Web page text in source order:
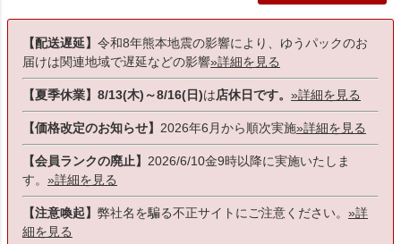
【配送遅延】 令和8年熊本地震の影響により、ゆうパックのお
届けは関連地域で遅延などの影響»詳細を見る
【夏季休業】8/13(木)～8/16(日)は店休日です。 »詳細を見る
【価格改定のお知らせ】 2026年6月から順次実施»詳細を見る
【会員ランクの廃止】 2026/6/10金9時以降に実施いたしま
す。 »詳細を見る
【注意喚起】 弊社名を騙る不正サイトにご注意ください。 »詳
細を見る